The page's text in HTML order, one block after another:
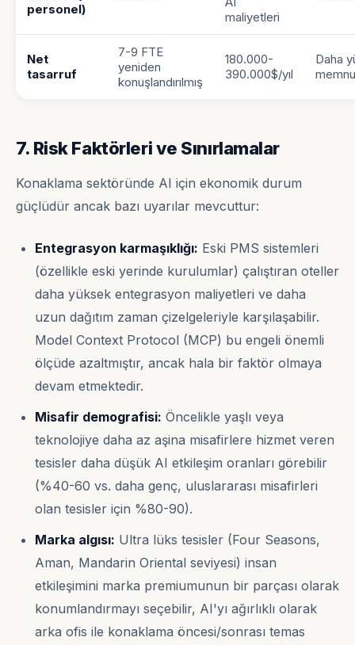
personel)
maliyetleri
Net
tasarruf
7-9 FTE
yeniden
konuşlandırılmış
180.000-
390.000$/yıl
Daha
7. Risk Faktörleri ve Sınırlamalar
Konaklama sektöründe AI için ekonomik durum
güçlüdür ancak bazı uyarılar mevcuttur:
Entegrasyon karmaşıklığı: Eski PMS sistemleri
(özellikle eski yerinde kurulumlar) çalıştıran oteller
daha yüksek entegrasyon maliyetleri ve daha
uzun dağıtım zaman çizelgeleriyle karşılaşabilir.
Model Context Protocol (MCP) bu engeli önemli
ölçüde azaltmıştır, ancak hala bir faktör olmaya
devam etmektedir.
Misafir demografisi: Öncelikle yaşlı veya
teknolojiye daha az aşina misafirlere hizmet veren
tesisler daha düşük AI etkileşim oranları görebilir
(%40-60 vs. daha genç, uluslararası misafirleri
olan tesisler için %80-90).
Marka algısı: Ultra lüks tesisler (Four Seasons,
Aman, Mandarin Oriental seviyesi) insan
etkileşimini marka premiumunun bir parçası olarak
konumlandırmayı seçebilir, AI'yı ağırlıklı olarak
arka ofis ile konaklama öncesi/sonrası temas